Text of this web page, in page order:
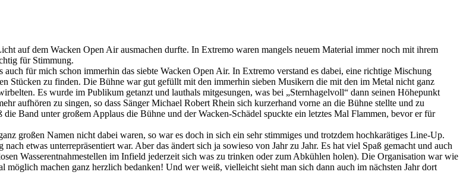
auf dem Wacken Open Air ausmachen durfte. In Extremo waren mangels neuem Material immer noch mit ihrem
für Stimmung.
für mich schon immerhin das siebte Wacken Open Air. In Extremo verstand es dabei, eine richtige Mischung
Stücken zu finden. Die Bühne war gut gefüllt mit den immerhin sieben Musikern die mit den im Metal nicht ganz
Es wurde im Publikum getanzt und lauthals mitgesungen, was bei „Sternhagelvoll“ dann seinen Höhepunkt
aufhören zu singen, so dass Sänger Michael Robert Rhein sich kurzerhand vorne an die Bühne stellte und zu
Band unter großem Applaus die Bühne und der Wacken-Schädel spuckte ein letztes Mal Flammen, bevor er für
großen Namen nicht dabei waren, so war es doch in sich ein sehr stimmiges und trotzdem hochkarätiges Line-Up.
etwas unterrepräsentiert war. Aber das ändert sich ja sowieso von Jahr zu Jahr. Es hat viel Spaß gemacht und auch
Wasserentnahmestellen im Infield jederzeit sich was zu trinken oder zum Abkühlen holen). Die Organisation war wie
möglich machen ganz herzlich bedanken! Und wer weiß, vielleicht sieht man sich dann auch im nächsten Jahr dort